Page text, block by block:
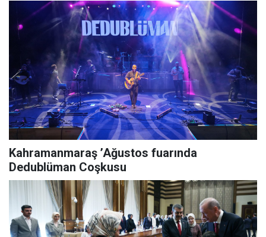
Kahramanmaraş ’Ağustos fuarında
Dedublüman Coşkusu